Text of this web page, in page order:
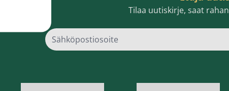
Mikroneulaus ja Gua sha
Tilaa uutiskirje, saat